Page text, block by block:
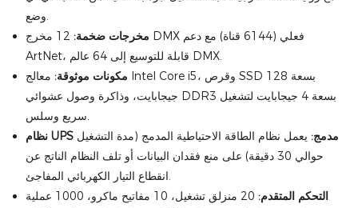
وضع.
مخرجات ضخمة:
12 مخرج DMX فعلي (6144 قناة) مع دعم
ArtNet، قابلة للتوسيع إلى 64 عالم DMX.
مكونات موثوقة: معالج Intel Core i5، وقرص SSD بسعة 128
جيجابايت، وذاكرة وصول عشوائي DDR3 بسعة 4 جيجابايت لتشغيل
سريع وسلس.
نظام UPS مدمج: يعمل نظام الطاقة الاحتياطية المدمج (مدة التشغيل
حوالي 30 دقيقة) على منع فقدان البيانات أو تلف النظام الناتج عن
انقطاع التيار الكهربائي المفاجئ.
التحكم المتقدم:
20 منزلق تشغيل، 10 مفاتيح ماكرو، 1000 عملية